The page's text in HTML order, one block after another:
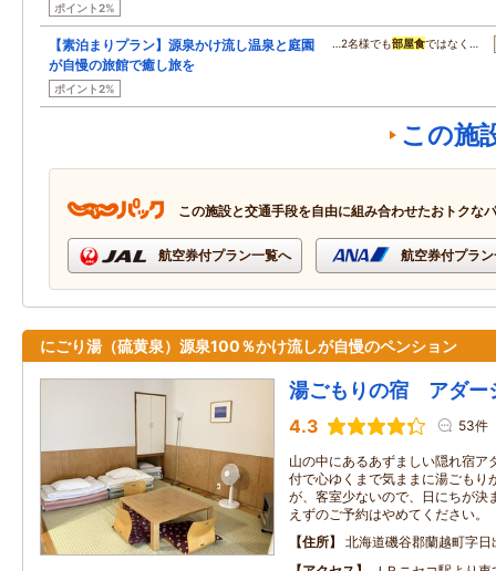
ポイント2%
【素泊まりプラン】源泉かけ流し温泉と庭園
が自慢の旅館で癒し旅を
ポイント2%
…2名様でも部屋食ではなく…
この施
この施設と交通手段を自由に組み合わせたおトクな
航空券付プラン一覧へ 航空券付プラ
にごり湯（硫黄泉）源泉100％かけ流しが自慢のペンション
湯ごもりの宿 アダー
4.3 53件
山の中にあるあずましい隠れ宿ア
付で心ゆくまで気ままに湯ごもり
が、客室少ないので、日にちが決
えずのご予約はやめてください。
住所
北海道磯谷郡蘭越町字